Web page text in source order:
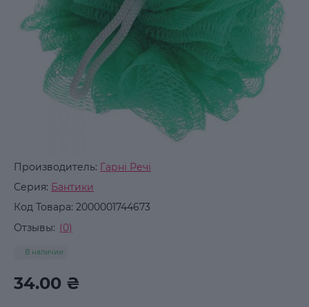
Производитель: Гарні Речі
Серия: Бантики
Код Товара: 2000001744673
Отзывы: (0)
В наличии
34.00 ₴